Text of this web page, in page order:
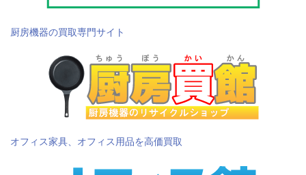
厨房機器の買取専門サイト
オフィス家具、オフィス用品を高価買取